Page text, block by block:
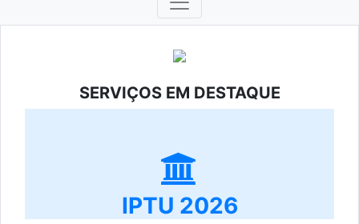
SERVIÇOS EM DESTAQUE
IPTU 2026